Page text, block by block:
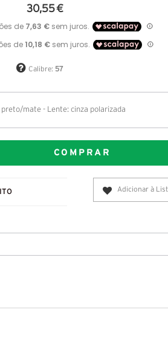
30,55 €
Calibre: 57
preto/mate - Lente: cinza polarizada
COMPRAR
Adicionar à